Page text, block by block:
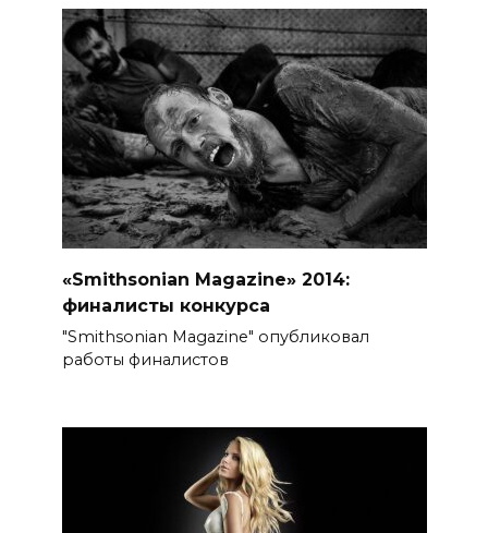
«Smithsonian Magazine» 2014:
финалисты конкурса
"Smithsonian Magazine" опубликовал
работы финалистов